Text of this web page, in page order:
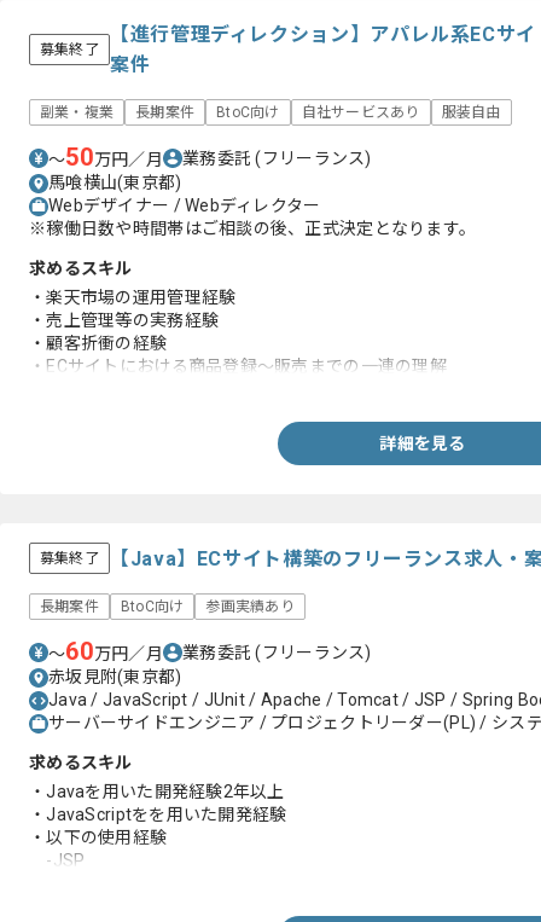
募集終了
【進行管理ディレクション】アパレル系ECサ
案件
副業・複業 長期案件 BtoC向け 自社サービスあり 服装自由
〜50万円／月 業務委託(フリーランス)
馬喰横山(東京都)
Webデザイナー / Webディレクター
※稼働日数や時間帯はご相談の後、正式決定となります。
求めるスキル
・楽天市場の運用管理経験
・売上管理等の実務経験
・顧客折衝の経験
・ECサイトにおける商品登録～販売までの一連の理解
詳細を見る
募集終了 【Java】ECサイト構築のフリーランス求人・
長期案件 BtoC向け 参画実績あり
〜60万円／月 業務委託(フリーランス)
赤坂見附(東京都)
Java / JavaScript / JUnit / Apache / Tomcat / JSP / Spring
サーバーサイドエンジニア / プロジェクトリーダー(PL) / シス
求めるスキル
・Javaを用いた開発経験2年以上
・JavaScriptをを用いた開発経験
・以下の使用経験
-JSP